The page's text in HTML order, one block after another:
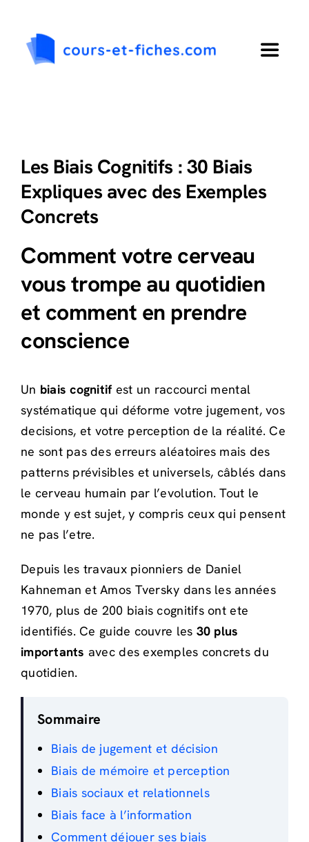
contenu
Toggle
Collège
Langues
Les Biais Cognitifs : 30 Biais
Expliques avec des Exemples
Concrets
Comment votre cerveau
vous trompe au quotidien
et comment en prendre
conscience
Un biais cognitifest un raccourci mental
systématique qui déforme votre jugement, vos
decisions, et votre perception de la réalité. Ce
ne sont pas des erreurs aléatoires mais des
patterns prévisibles et universels, câblés dans
le cerveau humain par l’evolution. Tout le
monde y est sujet, y compris ceux qui pensent
ne pas l’etre.
Depuis les travaux pionniers de Daniel
Kahneman et Amos Tversky dans les années
1970, plus de 200 biais cognitifs ont ete
identifiés. Ce guide couvre les 30 plus
importants avec des exemples concrets du
quotidien.
Sommaire
Biais de jugement et décision
Biais de mémoire et perception
Biais sociaux et relationnels
Biais face à l’information
Comment déjouer ses biais